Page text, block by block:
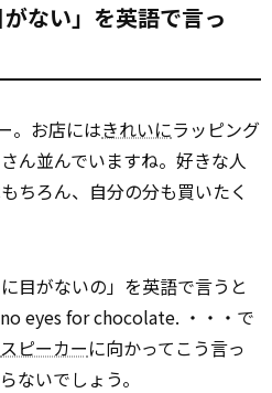
がない」を英語で言っ
。お店にはきれいにラッピング
ん並んでいますね。好きな人
ちろん、自分の分も買いたく
目がないの」を英語で言うと
eyes for chocolate. ・・・で
スピーカーに向かってこう言っ
ないでしょう。